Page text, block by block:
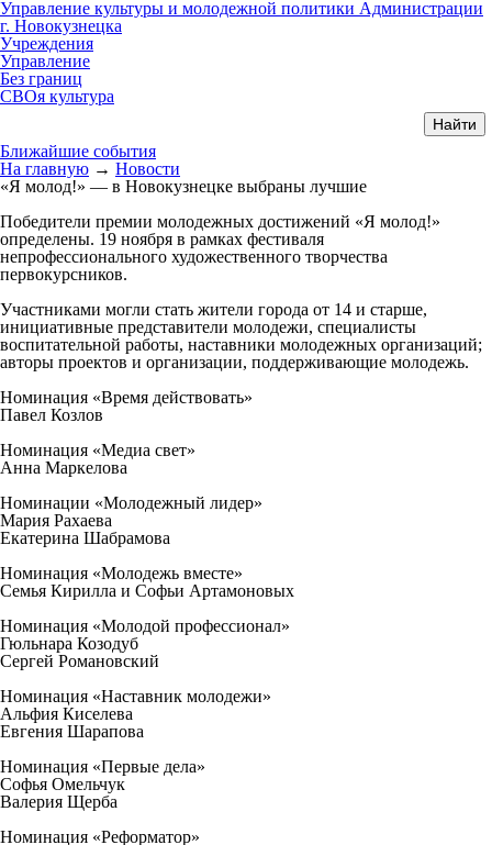
Управление культуры и молодежной политики Администрации
г. Новокузнецка
Учреждения
Управление
Без границ
СВОя культура
Ближайшие события
На главную → Новости
«Я молод!» — в Новокузнецке выбраны лучшие
Победители премии молодежных достижений «Я молод!»
определены. 19 ноября в рамках фестиваля
непрофессионального художественного творчества
первокурсников.
Участниками могли стать жители города от 14 и старше,
инициативные представители молодежи, специалисты
воспитательной работы, наставники молодежных организаций;
авторы проектов и организации, поддерживающие молодежь.
Номинация «Время действовать»
Павел Козлов
Номинация «Медиа свет»
Анна Маркелова
Номинации «Молодежный лидер»
Мария Рахаева
Екатерина Шабрамова
Номинация «Молодежь вместе»
Семья Кирилла и Софьи Артамоновых
Номинация «Молодой профессионал»
Гюльнара Козодуб
Сергей Романовский
Номинация «Наставник молодежи»
Альфия Киселева
Евгения Шарапова
Номинация «Первые дела»
Софья Омельчук
Валерия Щерба
Номинация «Реформатор»